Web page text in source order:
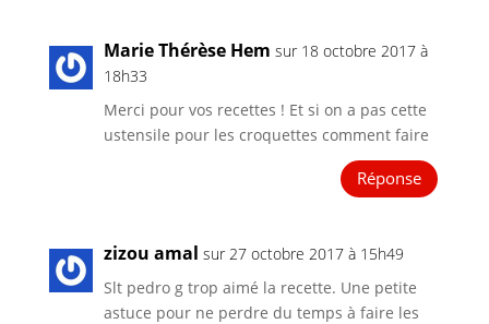
Marie Thérèse Hem sur 18 octobre 2017 à
18h33
Merci pour vos recettes ! Et si on a pas cette
ustensile pour les croquettes comment faire
Réponse
zizou amal sur 27 octobre 2017 à 15h49
Slt pedro g trop aimé la recette. Une petite
astuce pour ne perdre du temps à faire les